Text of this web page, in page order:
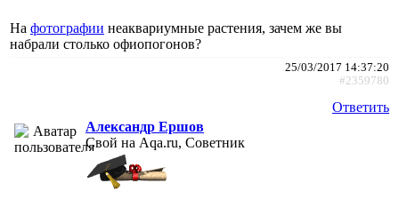
На фотографии неаквариумные растения, зачем же вы
набрали столько офиопогонов?
25/03/2017 14:37:20
#2359780
Ответить
Александр Ершов
Свой на Aqa.ru, Советник